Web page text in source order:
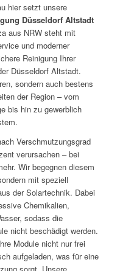
hier setzt unsere
Düsseldorf Altstadt
aus NRW steht mit
und moderner
Reinigung Ihrer
Düsseldorf Altstadt.
sondern auch bestens
der Region – vom
bis hin zu gewerblich
Verschmutzungsgrad
verursachen – bei
Wir begegnen diesem
mit speziell
der Solartechnik. Dabei
Chemikalien,
sodass die
nicht beschädigt werden.
Module nicht nur frei
aufgeladen, was für eine